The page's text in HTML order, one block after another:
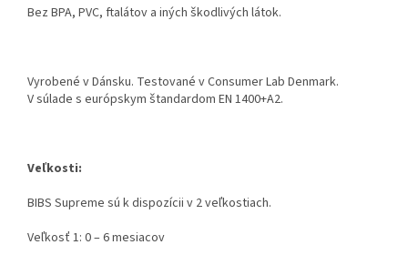
Bez BPA, PVC, ftalátov a iných škodlivých látok.
Vyrobené v Dánsku. Testované v Consumer Lab Denmark.
V súlade s európskym štandardom EN 1400+A2.
Veľkosti:
BIBS Supreme sú k dispozícii v 2 veľkostiach.
Veľkosť 1: 0 – 6 mesiacov